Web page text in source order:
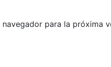
para la próxima